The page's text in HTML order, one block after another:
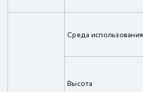
Среда использования
Высота